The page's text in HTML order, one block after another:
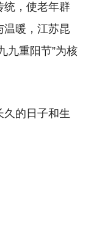
统，使老年群
温暖，江苏昆
九重阳节”为核
久的日子和生